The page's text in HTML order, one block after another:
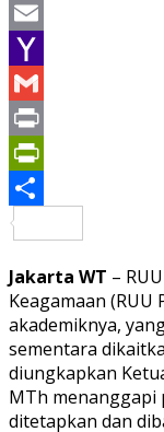
WhatsApp
Email
Yahoo
Mail
Gmail
Print
PrintFriendly
Jakarta WT –
Keagamaan (RUU
akademiknya,
sementara
diungkapkan
MTh menanggapi
ditetapkan dan